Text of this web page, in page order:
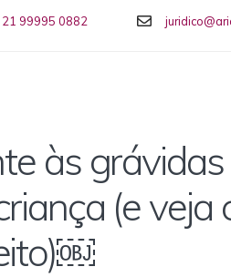
21 99995 0882
às
(e veja